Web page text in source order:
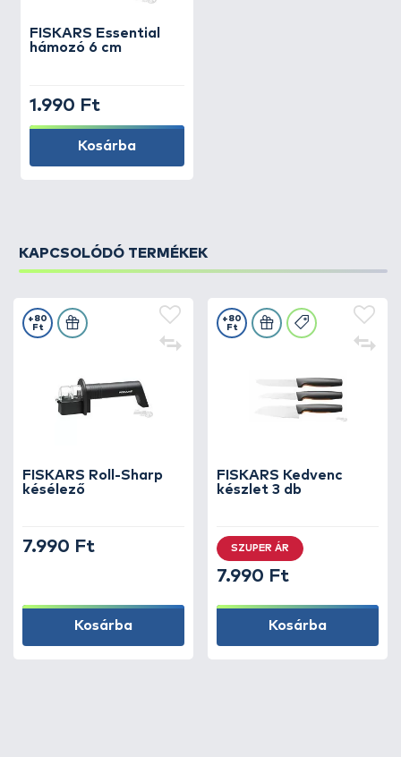
FISKARS Essential
hámozó 6 cm
1.990 Ft
Kosárba
KAPCSOLÓDÓ TERMÉKEK
FISKARS Roll-Sharp
késélező
+80
Ft
7.990 Ft
Kosárba
FISKARS Kedvenc
készlet 3 db
+80
Ft
SZUPER ÁR
7.990 Ft
Kosárba